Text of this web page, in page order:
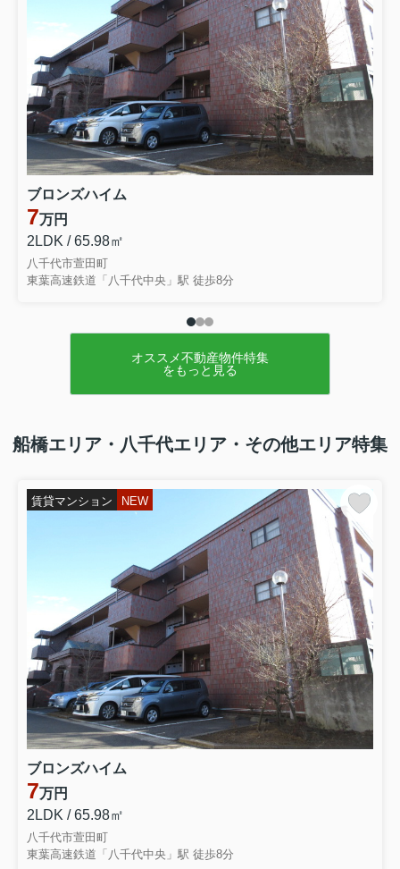
ブロンズハイム
7万円
2LDK / 65.98㎡
八千代市萱田町
東葉高速鉄道「八千代中央」駅 徒歩8分
オススメ不動産物件特集
をもっと見る
船橋エリア・八千代エリア・その他エリア特集
賃貸マンション NEW
ブロンズハイム
7万円
2LDK / 65.98㎡
八千代市萱田町
東葉高速鉄道「八千代中央」駅 徒歩8分